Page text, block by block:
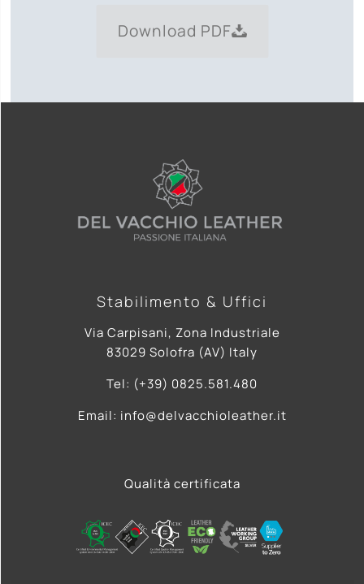
Download PDF
Stabilimento & Uffici
Via Carpisani, Zona Industriale
83029 Solofra (AV) Italy
Tel: (+39) 0825.581.480
Email: info@delvacchioleather.it
Qualità certificata